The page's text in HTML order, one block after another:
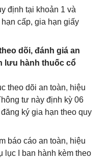
định tại khoản 1 và
cấp, gia hạn giấy
dõi, đánh giá an
lưu hành thuốc cổ
theo dõi an toàn, hiệu
tư này định kỳ 06
ký gia hạn theo quy
báo cáo an toàn, hiệu
lục I ban hành kèm theo